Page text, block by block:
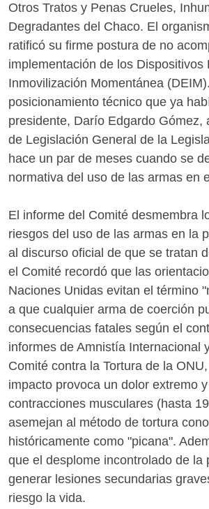
Otros Tratos y Penas Crueles,
Degradantes del Chaco. El
ratificó su firme postura de no
implementación de los Dispositivos
Inmovilización Momentánea
posicionamiento técnico que ya
presidente, Darío Edgardo Gómez,
de Legislación General de la
hace un par de meses cuando se
normativa del uso de las armas en
El informe del Comité desmembra
riesgos del uso de las armas en la
al discurso oficial de que se tratan
el Comité recordó que las
Naciones Unidas evitan el término
a que cualquier arma de coerción
consecuencias fatales según el
informes de Amnistía Internacional
Comité contra la Tortura de la
impacto provoca un dolor extremo
contracciones musculares (hasta
asemejan al método de tortura
históricamente como "picana".
que el desplome incontrolado de la
generar lesiones secundarias
riesgo la vida.